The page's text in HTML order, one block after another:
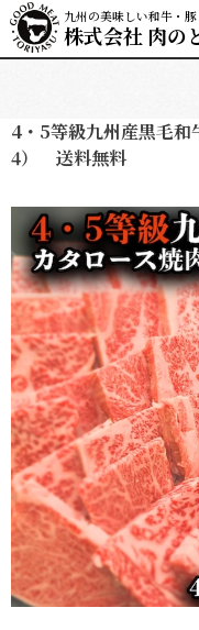
九州の美味しい和牛・
株式会社 肉の
4・5等級九州産黒毛
4） 送料無料